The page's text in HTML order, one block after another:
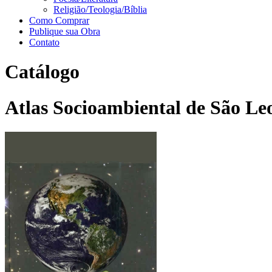
Religião/Teologia/Bíblia
Como Comprar
Publique sua Obra
Contato
Catálogo
Atlas Socioambiental de São